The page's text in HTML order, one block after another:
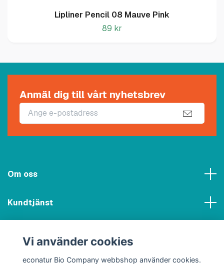
Lipliner Pencil 08 Mauve Pink
89 kr
Anmäl dig till vårt nyhetsbrev
Om oss
Kundtjänst
Sociala medier
Vi använder cookies
econatur Bio Company webbshop använder cookies.